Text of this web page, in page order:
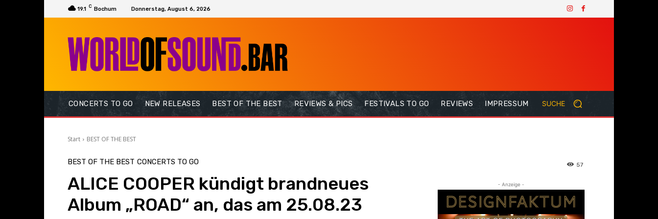
19.1 C Bochum Donnerstag, August 6, 2026
CONCERTS TO GO NEW RELEASES BEST OF THE BEST REVIEWS & PICS FESTIVALS TO GO REVIEWS IMPRESSUM SUCHE
Start BEST OF THE BEST
BEST OF THE BEST CONCERTS TO GO
ALICE COOPER kündigt brandneues
Album „ROAD“ an, das am 25.08.23
57
- Anzeige -